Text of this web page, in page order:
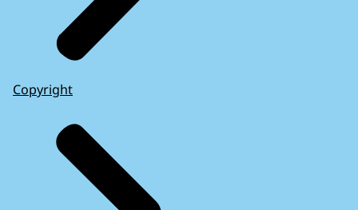
Copyright